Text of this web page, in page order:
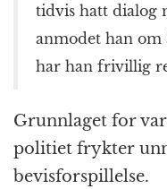
tidvis hatt dialog
anmodet han om
har han frivillig
Grunnlaget for
politiet frykter
bevisforspillelse.